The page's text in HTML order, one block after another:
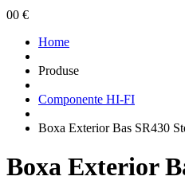
00 €
Home
Produse
Componente HI-FI
Boxa Exterior Bas SR430
Boxa Exterior